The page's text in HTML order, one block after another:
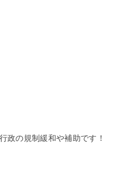
政の規制緩和や補助です！